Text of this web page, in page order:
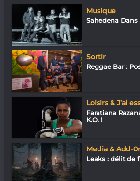
Musique
Sahedena
Sortir
Reggae Bar :
Loisirs & J’ai
Faratiana
K.O. !
Media & Add-
Leaks : délit de